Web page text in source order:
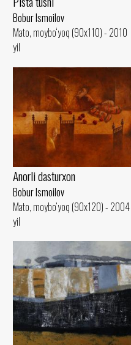
Bobur Ismoilov
Mato, moybo‘yoq (90x110) - 2010
yil
Anorli dasturxon
Bobur Ismoilov
Mato, moybo‘yoq (90x120) - 2004
yil